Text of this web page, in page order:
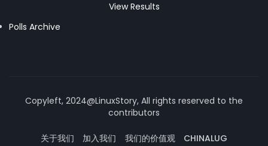
View Results
Polls Archive
Copyleft, 2024@LinuxStory, All rights reserved to the
contributors
关于我们 加入我们 我们的价值观 CHINALUG